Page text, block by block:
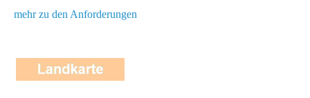
mehr zu den Anforderungen